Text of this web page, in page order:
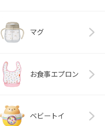
マグ
お食事エプロン
ベビートイ